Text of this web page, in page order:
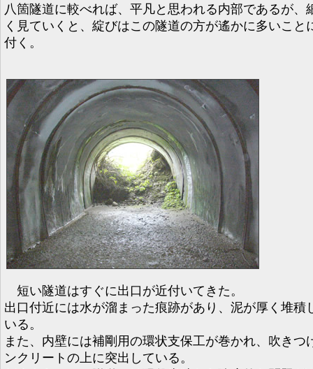
八箇隧道に較べれば、平凡と思われる内部であるが、
く見ていくと、綻びはこの隧道の方が遙かに多いこと
付く。
短い隧道はすぐに出口が近付いてきた。
出口付近には水が溜まった痕跡があり、泥が厚く堆積
いる。
また、内壁には補剛用の環状支保工が巻かれ、吹きつ
ンクリートの上に突出している。